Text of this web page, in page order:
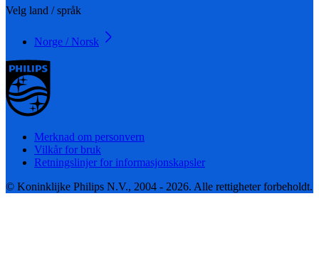
Velg land / språk
Norge / Norsk
Merknad om personvern
Vilkår for bruk
Retningslinjer for informasjonskapsler
© Koninklijke Philips N.V., 2004 - 2026. Alle rettigheter forbeholdt.